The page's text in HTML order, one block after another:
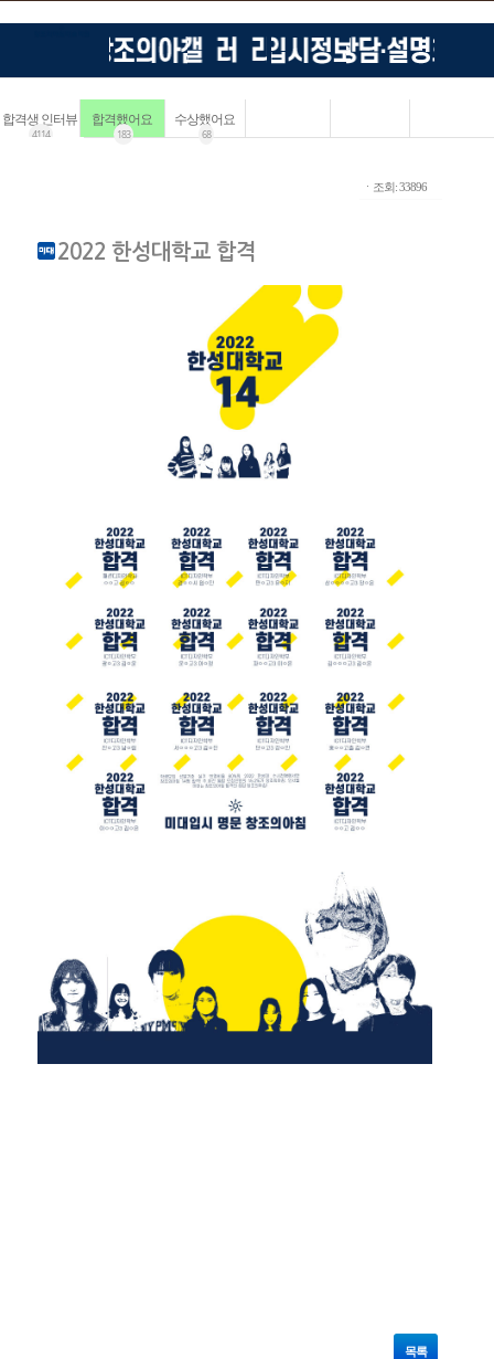
합격생 인터뷰
4114
합격했어요
183
수상했어요
68
ㆍ조회: 33896
2022 한성대학교 합격
목록